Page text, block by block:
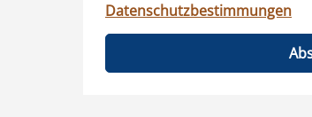
Datenschutzbestimmungen